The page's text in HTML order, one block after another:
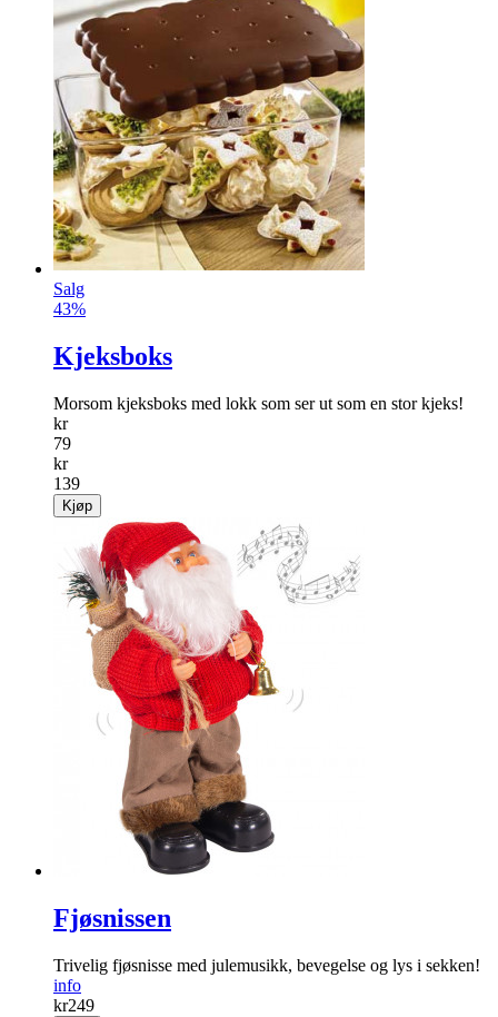
Salg
43%
Kjeksboks
Morsom kjeksboks med lokk som ser ut som en stor kjeks!
kr
79
kr
139
Kjøp
Fjøsnissen
Trivelig fjøsnisse med jule­musikk, bevegelse og lys i sekken!
info
kr249